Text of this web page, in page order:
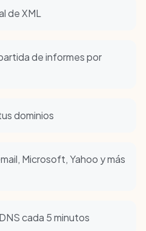
de XML
de informes por
dominios
Microsoft, Yahoo y más
cada 5 minutos